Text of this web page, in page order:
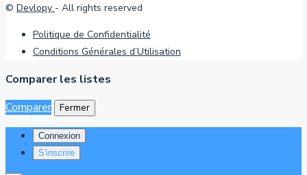
© Devlopy - All rights reserved
Politique de Confidentialité
Conditions Générales d’Utilisation
Comparer les listes
Comparer
Fermer
Connexion
S'inscrire